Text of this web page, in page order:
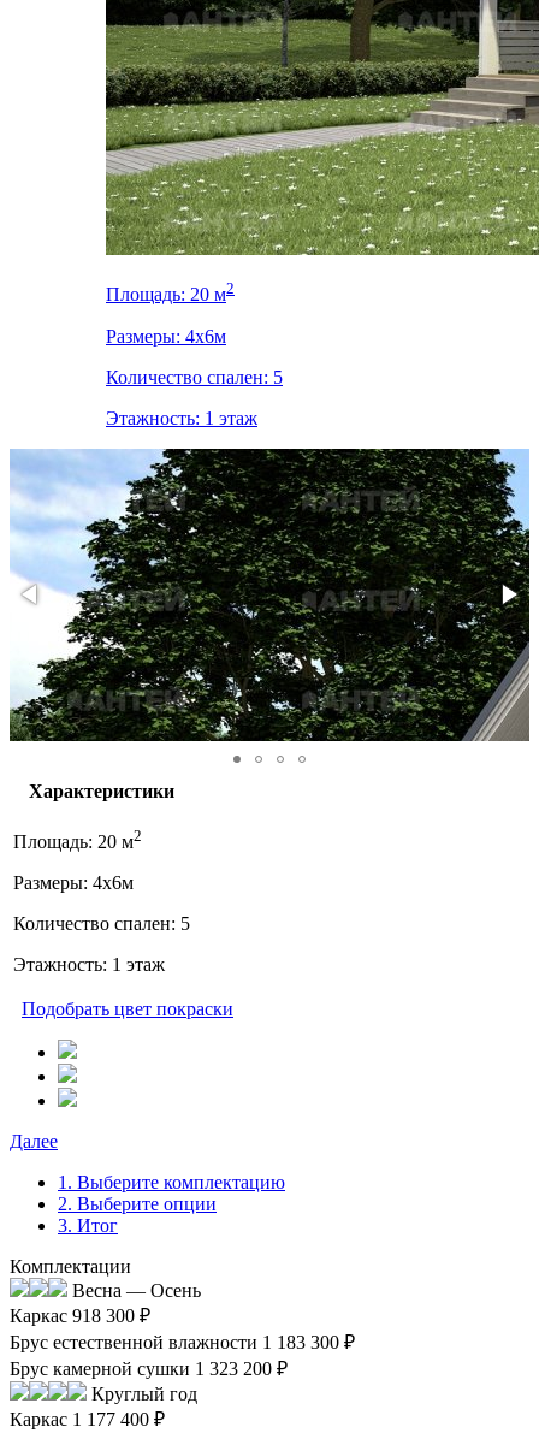
Площадь: 20 м2
Размеры: 4x6м
Количество спален: 5
Этажность: 1 этаж
Характеристики
Площадь: 20 м2
Размеры: 4x6м
Количество спален: 5
Этажность: 1 этаж
Подобрать цвет покраски
Далее
1. Выберите комплектацию
2. Выберите опции
3. Итог
Комплектации
Весна — Осень
Каркас 918 300 ₽
Брус естественной влажности 1 183 300 ₽
Брус камерной сушки 1 323 200 ₽
Круглый год
Каркас 1 177 400 ₽